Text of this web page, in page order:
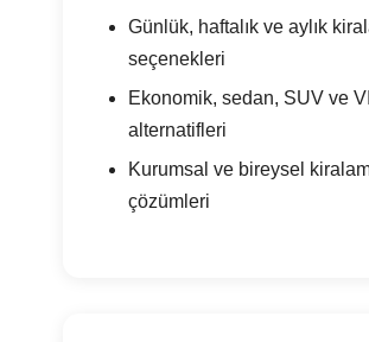
Günlük, haftalık ve aylık
seçenekleri
Ekonomik, sedan, SUV ve
alternatifleri
Kurumsal ve bireysel
çözümleri